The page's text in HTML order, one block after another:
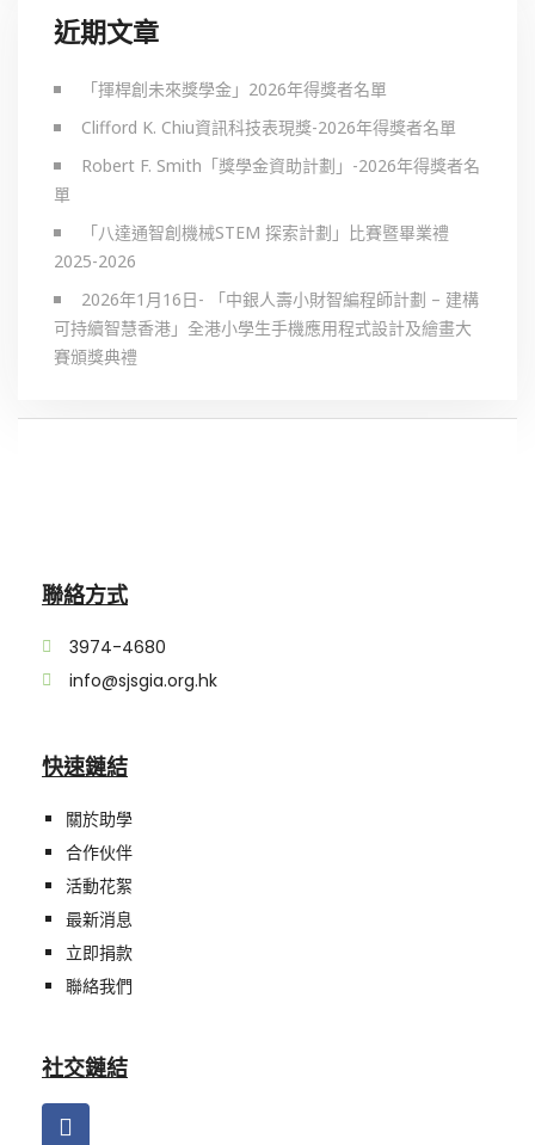
近期文章
「揮桿創未來獎學金」2026年得獎者名單
Clifford K. Chiu資訊科技表現獎-2026年得獎者名單
Robert F. Smith「獎學金資助計劃」-2026年得獎者名
單
「八達通智創機械STEM 探索計劃」比賽暨畢業禮
2025-2026
2026年1月16日- 「中銀人壽小財智編程師計劃 – 建構
可持續智慧香港」全港小學生手機應用程式設計及繪畫大
賽頒獎典禮
聯絡方式
3974-4680
info@sjsgia.org.hk
快速鏈結
關於助學
合作伙伴
活動花絮
最新消息
立即捐款
聯絡我們
社交鏈結